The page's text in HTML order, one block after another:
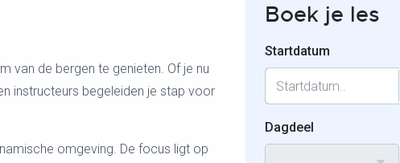
van de bergen te genieten. Of je nu
instructeurs begeleiden je stap voor
omgeving. De focus ligt op
Boek je les
Startdatum
Dagdeel